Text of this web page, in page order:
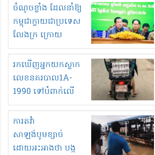
ចំណុចខ្លាំង ដែលនាំឱ្យ
កម្ពុជាក្លាយជាប្រទេស
លែងក្រ ក្រោយ
ឆ្នាំ២០៣០
រកឃើញអ្នកយកស្លាក
លេខនគរបាល1A-
1990 ទៅបំពាក់លើ
ម៉ូតូរបស់ខ្លួន ដាកផ្លាក
រត់ឌុបហើយ
ការតវ៉ា
សាឡង់បូមខ្សាច់
ដោយអះអាងថា បង្ក